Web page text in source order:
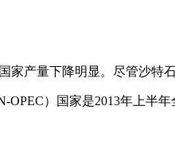
产量下降明显。尽管沙特
）国家是2013年上半年